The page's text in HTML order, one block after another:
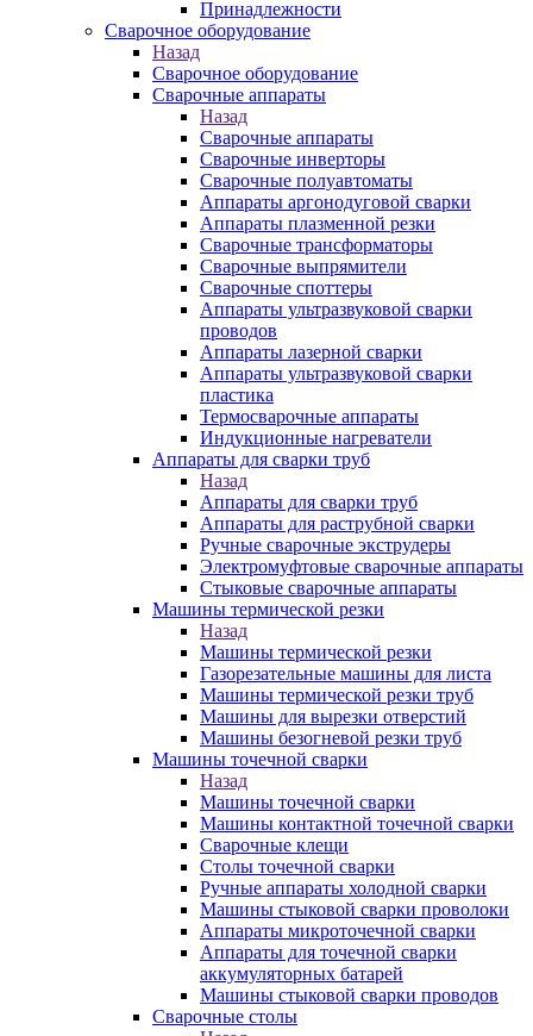
Принадлежности
Сварочное оборудование
Назад
Сварочное оборудование
Сварочные аппараты
Назад
Сварочные аппараты
Сварочные инверторы
Сварочные полуавтоматы
Аппараты аргонодуговой сварки
Аппараты плазменной резки
Сварочные трансформаторы
Сварочные выпрямители
Сварочные споттеры
Аппараты ультразвуковой сварки
проводов
Аппараты лазерной сварки
Аппараты ультразвуковой сварки
пластика
Термосварочные аппараты
Индукционные нагреватели
Аппараты для сварки труб
Назад
Аппараты для сварки труб
Аппараты для раструбной сварки
Ручные сварочные экструдеры
Электромуфтовые сварочные аппараты
Стыковые сварочные аппараты
Машины термической резки
Назад
Машины термической резки
Газорезательные машины для листа
Машины термической резки труб
Машины для вырезки отверстий
Машины безогневой резки труб
Машины точечной сварки
Назад
Машины точечной сварки
Машины контактной точечной сварки
Сварочные клещи
Столы точечной сварки
Ручные аппараты холодной сварки
Машины стыковой сварки проволоки
Аппараты микроточечной сварки
Аппараты для точечной сварки
аккумуляторных батарей
Машины стыковой сварки проводов
Сварочные столы